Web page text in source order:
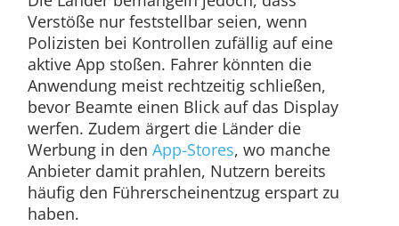
Verstöße nur feststellbar seien, wenn
Polizisten bei Kontrollen zufällig auf eine
aktive App stoßen. Fahrer könnten die
Anwendung meist rechtzeitig schließen,
bevor Beamte einen Blick auf das Display
werfen. Zudem ärgert die Länder die
Werbung in den App-Stores, wo manche
Anbieter damit prahlen, Nutzern bereits
häufig den Führerscheinentzug erspart zu
haben.